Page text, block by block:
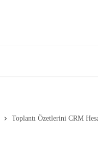
Toplantı Özetlerini CRM